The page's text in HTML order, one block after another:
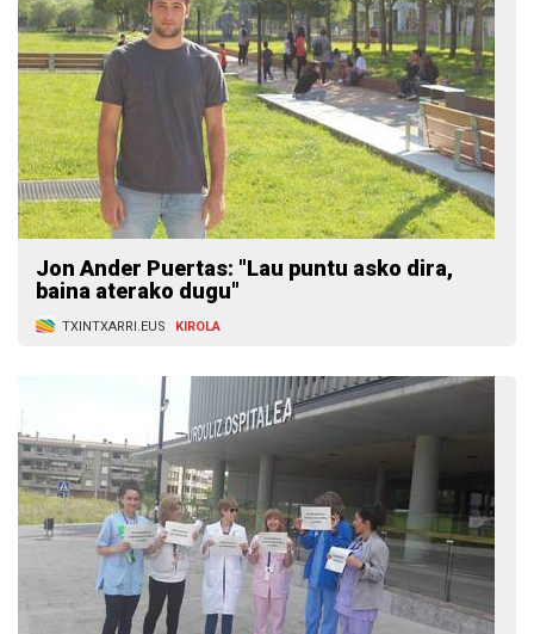
Jon Ander Puertas: "Lau puntu asko dira,
baina aterako dugu"
TXINTXARRI.EUS KIROLA